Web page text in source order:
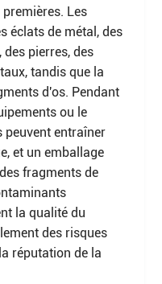
Les
éclats de métal, des
pierres, des
tandis que la
d'os. Pendant
ou le
peuvent entraîner
et un emballage
fragments de
la qualité du
des risques
réputation de la